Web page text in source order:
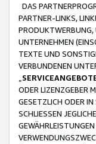
DAS
PARTNER-LINKS,
PRODUKTWERBUNG,
UNTERNEHMEN
TEXTE UND
VERBUNDENEN
ODER LIZENZGEBER
GESETZLICH ODER
SCHLIESSEN